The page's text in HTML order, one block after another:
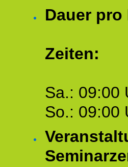
Dauer
Zeiten:
Sa.: 09:00
So.: 09:00